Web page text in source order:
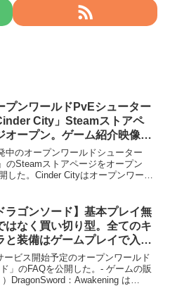
プンワールドPvEシューター
City」Steamストアペ
オープン。ゲーム紹介映像も
中のオープンワールドシューター
のSteamストアページをオープン
した。Cinder Cityはオープンワール
ラゴンソード】基本プレイ無
はなく買い切り型。全てのキ
と装備はゲームプレイで入手
。FAQが公開
ービス開始予定のオープンワールド
」のFAQを公開した。- ゲームの販
DragonSword：Awakening は